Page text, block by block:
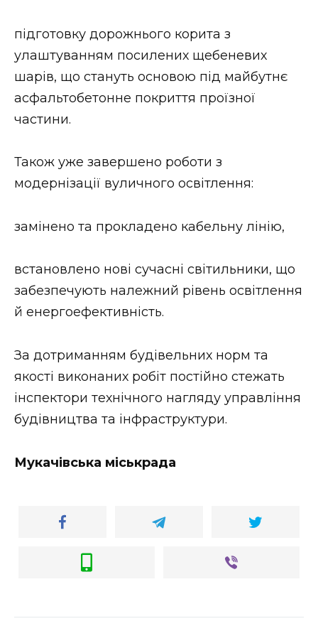
підготовку дорожнього корита з
улаштуванням посилених щебеневих
шарів, що стануть основою під майбутнє
асфальтобетонне покриття проїзної
частини.
Також уже завершено роботи з
модернізації вуличного освітлення:
замінено та прокладено кабельну лінію,
встановлено нові сучасні світильники, що
забезпечують належний рівень освітлення
й енергоефективність.
За дотриманням будівельних норм та
якості виконаних робіт постійно стежать
інспектори технічного нагляду управління
будівництва та інфраструктури.
Мукачівська міськрада